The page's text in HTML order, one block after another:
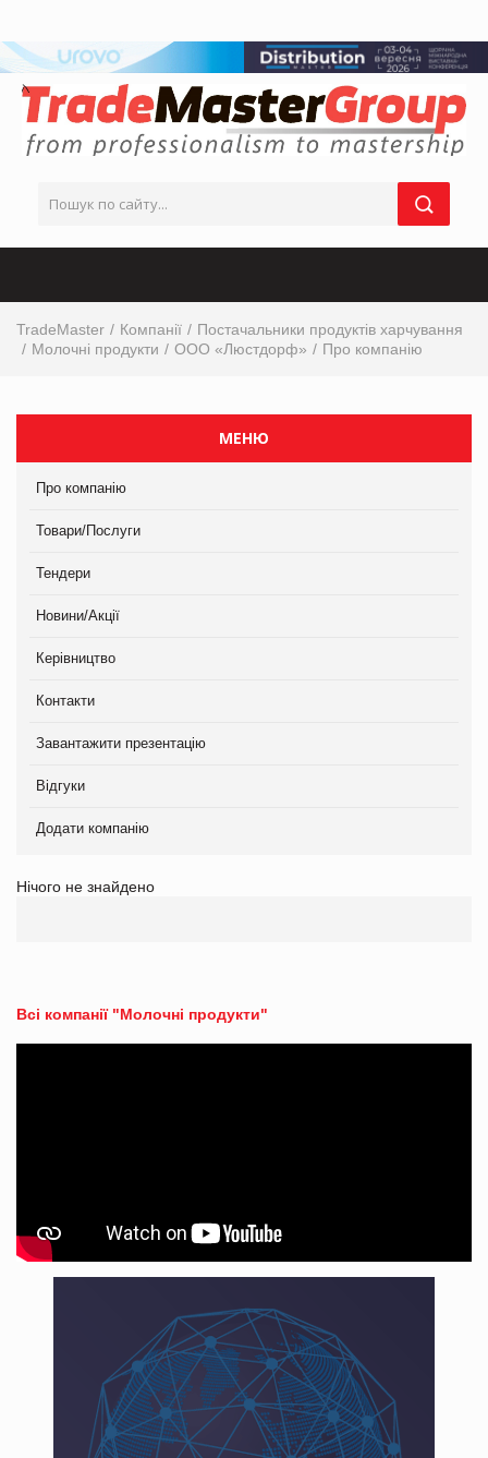
TradeMaster Компанії
Постачальники продуктів харчування
Молочні продукти
ООО «Люстдорф» Про компанію
МЕНЮ
Про компанію
Товари/Послуги
Тендери
Новини/Акції
Керівництво
Контакти
Завантажити презентацію
Відгуки
Додати компанію
Нічого не знайдено
Всі компанії "Молочні продукти"